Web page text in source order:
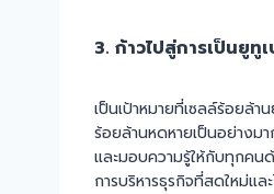
3. ก้าวไปสู่การเป็นยู
เป็นเป้าหมายที่เซลล์ร้อยล้
ร้อยล้านหดหายเป็นอย่างม
และมอบความรู้ให้กับทุกคน
การบริหารธุรกิจที่สดใหม่แล